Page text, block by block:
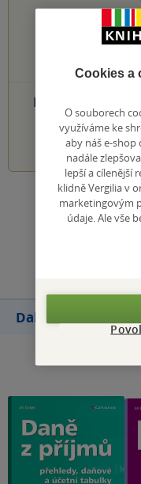
PŘIDEJTE SVÉ
1
Zobrazit
Další knihy autora
Cookies a
O souborech
využíváme ke
aby náš e-
nadále
lepší a cílenější
klidně Vergilia v
marketingovým
údaje. Ale vše